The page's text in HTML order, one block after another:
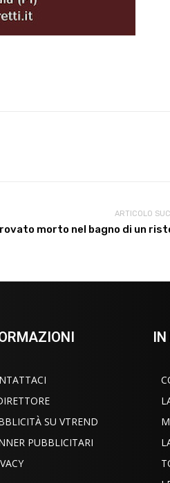
ARTICOLO
morto nel bagno di un
SU VTREND
PUBBLICITARI